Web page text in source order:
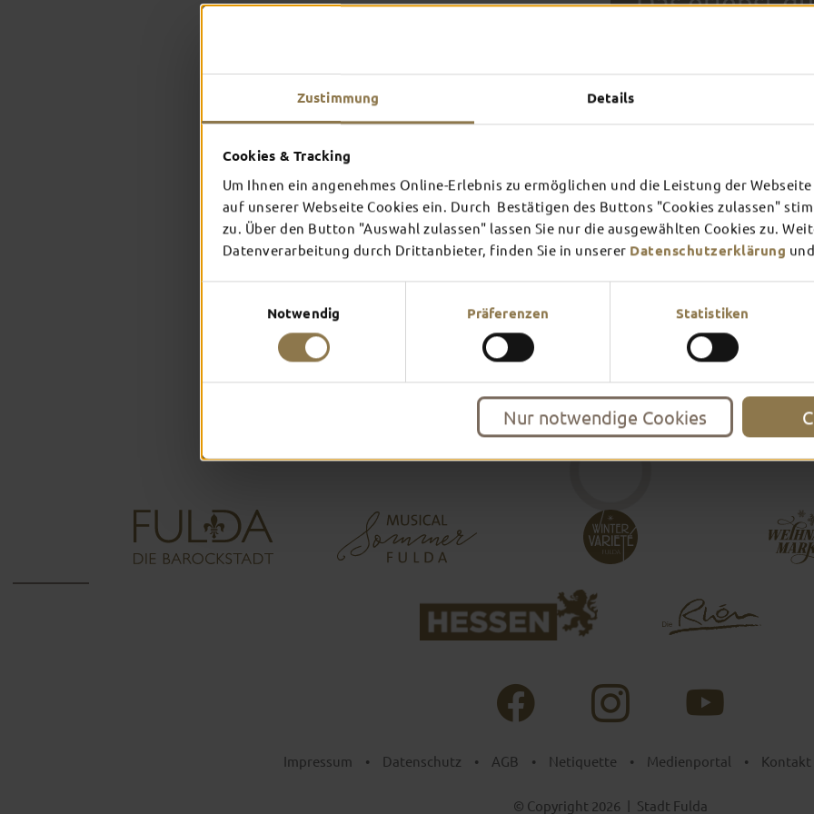
Zustimmung Details
Cookies & Tracking
Um Ihnen ein angenehmes Online-Erlebnis zu ermöglichen und die Leistung der
auf unserer Webseite Cookies ein. Durch Bestätigen des Buttons "Cookies zulassen"
zu. Über den Button "Auswahl zulassen" lassen Sie nur die ausgewählten Cookies zu.
Datenverarbeitung durch Drittanbieter, finden Sie in unserer Datenschutzerklärung
Notwendig Präferenzen Statistiken
Nur notwendige Cookies
THEATER
Mehr erfahren Mehr
FULDA AN
Inspiration ansehen
TOP-
In Fulda ist irgendwo immer
Theater – entdecke hier
Impressum • Datenschutz • AGB • Netiquette • Medienportal • Kontakt
© Copyright 2026 | Stadt Fulda